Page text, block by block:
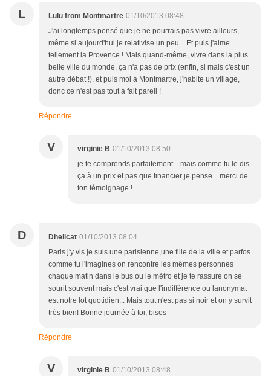
L Lulu from Montmartre 01/10/2013 08:48
J'ai longtemps pensé que je ne pourrais pas vivre ailleurs,
même si aujourd'hui je relativise un peu... Et puis j'aime
tellement la Provence ! Mais quand-même, vivre dans la plus
belle ville du monde, ça n'a pas de prix (enfin, si mais c'est un
autre débat !), et puis moi à Montmartre, j'habite un village,
donc ce n'est pas tout à fait pareil !
Répondre
V virginie B 01/10/2013 08:50
je te comprends parfaitement... mais comme tu le dis
ça à un prix et pas que financier je pense... merci de
ton témoignage !
D Dhelicat 01/10/2013 08:04
Paris j'y vis je suis une parisienne,une fille de la ville et parfos
comme tu l'imagines on rencontre les mêmes personnes
chaque matin dans le bus ou le métro et je te rassure on se
sourit souvent mais c'est vrai que l'indifférence ou lanonymat
est notre lot quotidien... Mais tout n'est pas si noir et on y survit
très bien! Bonne journée à toi, bises
Répondre
V virginie B 01/10/2013 08:48